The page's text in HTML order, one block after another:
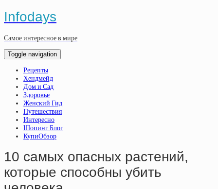
Infodays
Самое интересное в мире
Toggle navigation
Рецепты
Хендмейд
Дом и Сад
Здоровье
Женский Гид
Путешествия
Интересно
Шопинг Блог
КупиОбзор
10 самых опасных растений,
которые способны убить